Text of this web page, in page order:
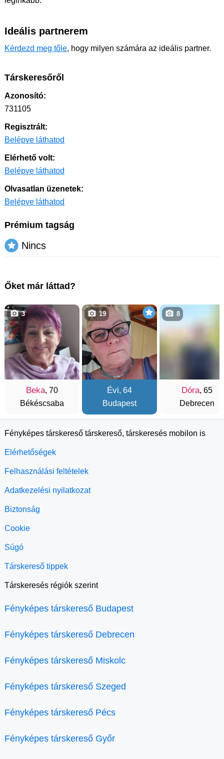
Ideális partnerem
Kérdezd meg tőle, hogy milyen számára az ideális partner.
Társkeresőről
Azonosító:
731105
Regisztrált:
Belépve láthatod
Elérhető volt:
Belépve láthatod
Olvasatlan üzenetek:
Belépve láthatod
Prémium tagság
Nincs
Őket már láttad?
Beka, 70
Békéscsaba
3
Évi, 64
Budapest
19
Dóra, 65
Debrecen
8
Fényképes társkereső társkereső, társkeresés mobilon is
Elérhetőségek
Felhasználási feltételek
Adatkezelési nyilatkozat
Biztonság
Cookie
Súgó
Társkereső tippek
Társkeresés régiók szerint
Fényképes társkereső Budapest
Fényképes társkereső Debrecen
Fényképes társkereső Miskolc
Fényképes társkereső Szeged
Fényképes társkereső Pécs
Fényképes társkereső Győr